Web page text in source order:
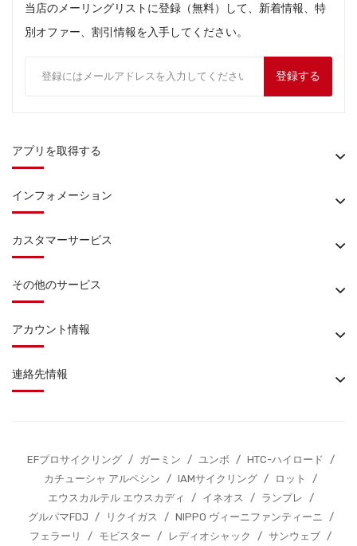
当店のメーリングリストに登録（無料）して、新着情報、特
別オファー、割引情報を入手してください。
登録する
アプリを取得する
インフォメーション
カスタマーサービス
その他のサービス
アカウント情報
連絡先情報
EFプロサイクリング / ガーミン / ユンボ / HTC-ハイロード
/
カチューシャ アルペシン
/ IAMサイクリング / ロット
/
エウスカルテル エウスカディ
/ イネオス / ランプレ
/
グルパマFDJ
/ リクイガス / NIPPO ヴィーニファンティーニ
/
フェラーリ
/ モビスター / レディオシャック / サンウェブ /